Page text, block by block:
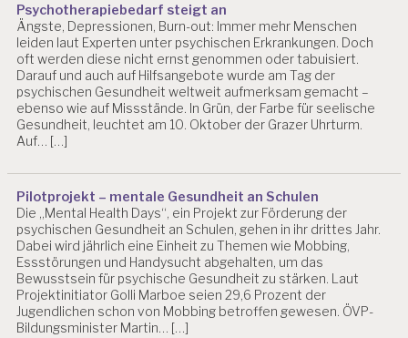
Psychotherapiebedarf steigt an
Ängste, Depressionen, Burn-out: Immer mehr Menschen
leiden laut Experten unter psychischen Erkrankungen. Doch
oft werden diese nicht ernst genommen oder tabuisiert.
Darauf und auch auf Hilfsangebote wurde am Tag der
psychischen Gesundheit weltweit aufmerksam gemacht –
ebenso wie auf Missstände. In Grün, der Farbe für seelische
Gesundheit, leuchtet am 10. Oktober der Grazer Uhrturm.
Auf… […]
Pilotprojekt – mentale Gesundheit an Schulen
Die „Mental Health Days“, ein Projekt zur Förderung der
psychischen Gesundheit an Schulen, gehen in ihr drittes Jahr.
Dabei wird jährlich eine Einheit zu Themen wie Mobbing,
Essstörungen und Handysucht abgehalten, um das
Bewusstsein für psychische Gesundheit zu stärken. Laut
Projektinitiator Golli Marboe seien 29,6 Prozent der
Jugendlichen schon von Mobbing betroffen gewesen. ÖVP-
Bildungsminister Martin… […]